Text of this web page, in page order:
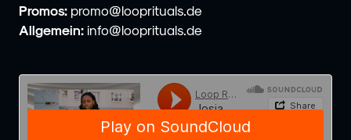
Promos: promo@looprituals.de
Allgemein: info@looprituals.de